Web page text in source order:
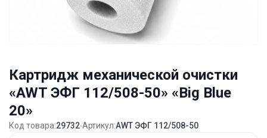
Картридж механической очистки
«AWT ЭФГ 112/508-50» «Big Blue
20»
Код товара:29732 Артикул:AWT ЭФГ 112/508-50